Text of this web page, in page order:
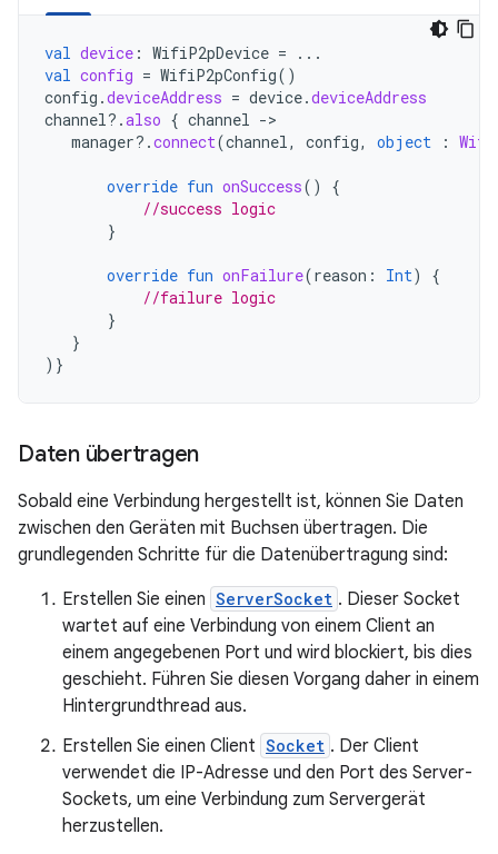
val device : WifiP2pDevice =
...
val config = WifiP2pConfig()
config .deviceAddress = device.deviceAddress
channel?.also { channel -
manager?.connect(channel, config, object :
override fun onSuccess()
{
//success logic
}
override fun onFailure(reason : Int)
{
//failure logic
}
}
)}
Daten übertragen
Sobald eine Verbindung hergestellt ist, können Sie Daten
zwischen den Geräten mit Buchsen übertragen. Die
grundlegenden Schritte für die Datenübertragung sind:
Erstellen Sie einen ServerSocket . Dieser Socket
wartet auf eine Verbindung von einem Client an
einem angegebenen Port und wird blockiert, bis dies
geschieht. Führen Sie diesen Vorgang daher in einem
Hintergrundthread aus.
Erstellen Sie einen Client Socket . Der Client
verwendet die IP-Adresse und den Port des Server-
Sockets, um eine Verbindung zum Servergerät
herzustellen.